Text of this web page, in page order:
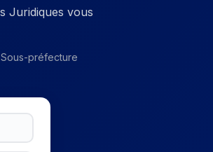
Juridiques vous
Sous-préfecture